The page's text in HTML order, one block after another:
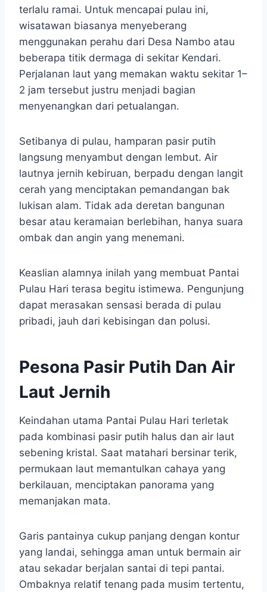
terlalu ramai. Untuk mencapai pulau ini,
wisatawan biasanya menyeberang
menggunakan perahu dari Desa Nambo atau
beberapa titik dermaga di sekitar Kendari.
Perjalanan laut yang memakan waktu sekitar 1–
2 jam tersebut justru menjadi bagian
menyenangkan dari petualangan.
Setibanya di pulau, hamparan pasir putih
langsung menyambut dengan lembut. Air
lautnya jernih kebiruan, berpadu dengan langit
cerah yang menciptakan pemandangan bak
lukisan alam. Tidak ada deretan bangunan
besar atau keramaian berlebihan, hanya suara
ombak dan angin yang menemani.
Keaslian alamnya inilah yang membuat Pantai
Pulau Hari terasa begitu istimewa. Pengunjung
dapat merasakan sensasi berada di pulau
pribadi, jauh dari kebisingan dan polusi.
Pesona Pasir Putih Dan Air
Laut Jernih
Keindahan utama Pantai Pulau Hari terletak
pada kombinasi pasir putih halus dan air laut
sebening kristal. Saat matahari bersinar terik,
permukaan laut memantulkan cahaya yang
berkilauan, menciptakan panorama yang
memanjakan mata.
Garis pantainya cukup panjang dengan kontur
yang landai, sehingga aman untuk bermain air
atau sekadar berjalan santai di tepi pantai.
Ombaknya relatif tenang pada musim tertentu,